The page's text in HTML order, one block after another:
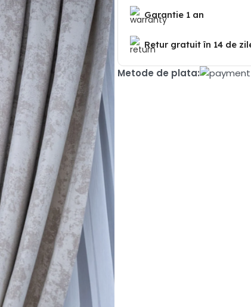
Garantie 1 an
Retur gratuit în 14 de
Metode de plata: